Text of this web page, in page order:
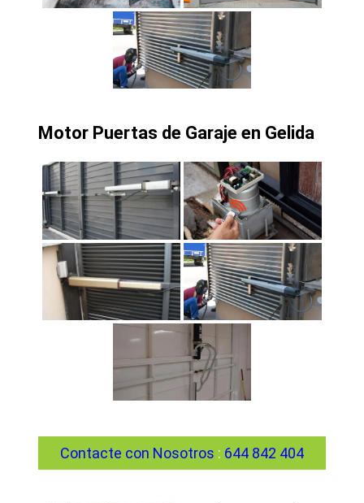
Motor Puertas de Garaje en Gelida
Contacte con Nosotros : 644 842 404